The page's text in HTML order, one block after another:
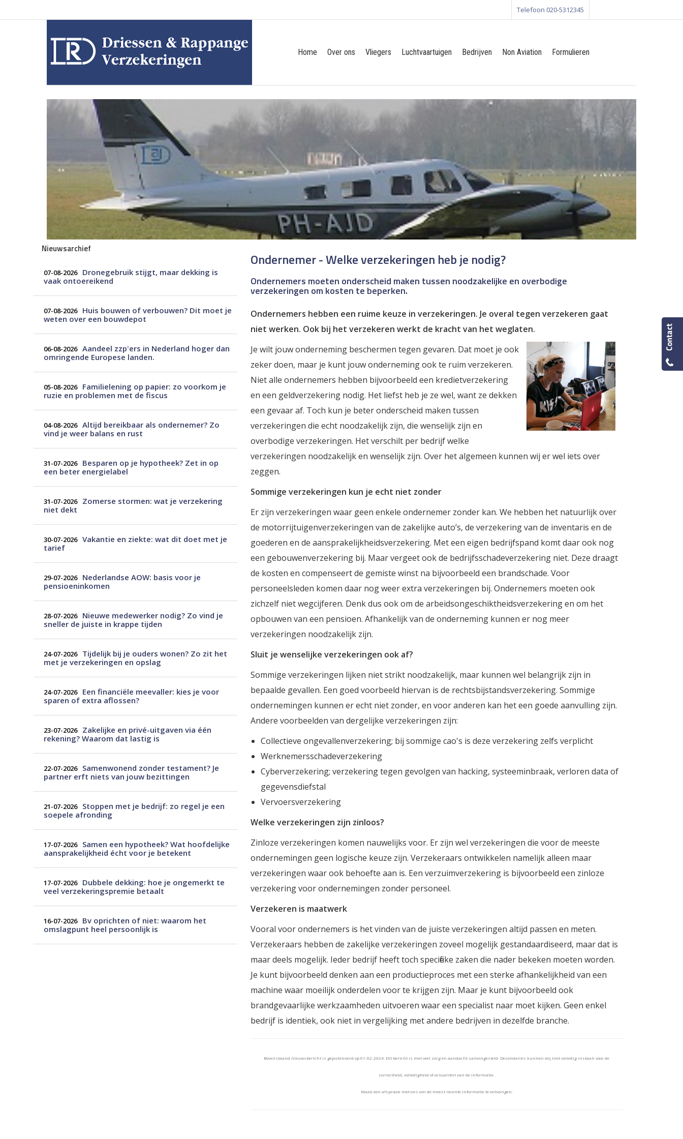
Telefoon 020-5312345
Home Over ons Vliegers Luchtvaartuigen Bedrijven Non Aviation Formulieren
Nieuwsarchief
07-08-2026
Dronegebruik stijgt, maar dekking is
vaak ontoereikend
07-08-2026
Huis bouwen of verbouwen? Dit moet je
weten over een bouwdepot
06-08-2026 Aandeel zzp'ers in Nederland hoger dan
omringende Europese landen.
05-08-2026
Familielening op papier: zo voorkom je
ruzie en problemen met de fiscus
04-08-2026 Altijd bereikbaar als ondernemer? Zo
vind je weer balans en rust
31-07-2026
Besparen op je hypotheek? Zet in op
een beter energielabel
31-07-2026
Zomerse stormen: wat je verzekering
niet dekt
30-07-2026 Vakantie en ziekte: wat dit doet met je
tarief
29-07-2026
Nederlandse AOW: basis voor je
pensioeninkomen
28-07-2026
Nieuwe medewerker nodig? Zo vind je
sneller de juiste in krappe tijden
24-07-2026
Tijdelijk bij je ouders wonen? Zo zit het
met je verzekeringen en opslag
24-07-2026
Een financiële meevaller: kies je voor
sparen of extra aflossen?
23-07-2026
Zakelijke en privé-uitgaven via één
rekening? Waarom dat lastig is
22-07-2026
Samenwonend zonder testament? Je
partner erft niets van jouw bezittingen
21-07-2026
Stoppen met je bedrijf: zo regel je een
soepele afronding
17-07-2026
Samen een hypotheek? Wat hoofdelijke
aansprakelijkheid écht voor je betekent
17-07-2026
Dubbele dekking: hoe je ongemerkt te
veel verzekeringspremie betaalt
16-07-2026
Bv oprichten of niet: waarom het
omslagpunt heel persoonlijk is
Ondernemer - Welke verzekeringen heb je nodig?
Ondernemers moeten onderscheid maken tussen noodzakelijke en overbodige
verzekeringen om kosten te beperken.
Ondernemers hebben een ruime keuze in verzekeringen. Je overal tegen verzekeren gaat
niet werken. Ook bij het verzekeren werkt de kracht van het weglaten.
Je wilt jouw onderneming beschermen tegen gevaren. Dat moet je ook
zeker doen, maar je kunt jouw onderneming ook te ruim verzekeren.
Niet alle ondernemers hebben bijvoorbeeld een kredietverzekering
en een geldverzekering nodig. Het liefst heb je ze wel, want ze dekken
een gevaar af. Toch kun je beter onderscheid maken tussen
verzekeringen die echt noodzakelijk zijn, die wenselijk zijn en
overbodige verzekeringen. Het verschilt per bedrijf welke
verzekeringen noodzakelijk en wenselijk zijn. Over het algemeen kunnen wij er wel iets over
zeggen.
Sommige verzekeringen kun je echt niet zonder
Er zijn verzekeringen waar geen enkele ondernemer zonder kan. We hebben het natuurlijk over
de motorrijtuigenverzekeringen van de zakelijke auto’s, de verzekering van de inventaris en de
goederen en de aansprakelijkheidsverzekering. Met een eigen bedrijfspand komt daar ook nog
een gebouwenverzekering bij. Maar vergeet ook de bedrijfsschadeverzekering niet. Deze draagt
de kosten en compenseert de gemiste winst na bijvoorbeeld een brandschade. Voor
personeelsleden komen daar nog weer extra verzekeringen bij. Ondernemers moeten ook
zichzelf niet wegcijferen. Denk dus ook om de arbeidsongeschiktheidsverzekering en om het
opbouwen van een pensioen. Afhankelijk van de onderneming kunnen er nog meer
verzekeringen noodzakelijk zijn.
Sluit je wenselijke verzekeringen ook af?
Sommige verzekeringen lijken niet strikt noodzakelijk, maar kunnen wel belangrijk zijn in
bepaalde gevallen. Een goed voorbeeld hiervan is de rechtsbijstandsverzekering. Sommige
ondernemingen kunnen er echt niet zonder, en voor anderen kan het een goede aanvulling zijn.
Andere voorbeelden van dergelijke verzekeringen zijn:
Collectieve ongevallenverzekering; bij sommige cao's is deze verzekering zelfs verplicht
Werknemersschadeverzekering
Cyberverzekering; verzekering tegen gevolgen van hacking, systeeminbraak, verloren data of
gegevensdiefstal
Vervoersverzekering
Welke verzekeringen zijn zinloos?
Zinloze verzekeringen komen nauwelijks voor. Er zijn wel verzekeringen die voor de meeste
ondernemingen geen logische keuze zijn. Verzekeraars ontwikkelen namelijk alleen maar
verzekeringen waar ook behoefte aan is. Een verzuimverzekering is bijvoorbeeld een zinloze
verzekering voor ondernemingen zonder personeel.
Verzekeren is maatwerk
Vooral voor ondernemers is het vinden van de juiste verzekeringen altijd passen en meten.
Verzekeraars hebben de zakelijke verzekeringen zoveel mogelijk gestandaardiseerd, maar dat is
maar deels mogelijk. Ieder bedrijf heeft toch specifieke zaken die nader bekeken moeten worden.
Je kunt bijvoorbeeld denken aan een productieproces met een sterke afhankelijkheid van een
machine waar moeilijk onderdelen voor te krijgen zijn. Maar je kunt bijvoorbeeld ook
brandgevaarlijke werkzaamheden uitvoeren waar een specialist naar moet kijken. Geen enkel
bedrijf is identiek, ook niet in vergelijking met andere bedrijven in dezelfde branche.
Bovenstaand nieuwsbericht is gepubliceerd op 01-02-2024. Dit bericht is met veel zorg en aandacht samengesteld. Desondanks kunnen wij niet volledig instaan voor de
correctheid, volledigheid of actualiteit van de informatie.
Maak een afspraak met ons om de meest recente informatie te ontvangen.